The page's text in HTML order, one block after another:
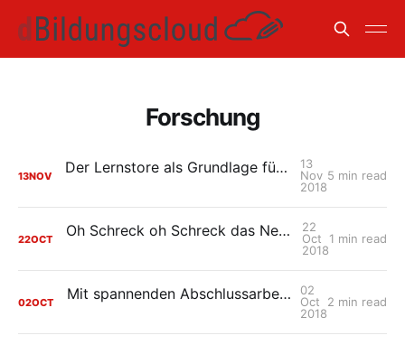
Forschung
13NOV Der Lernstore als Grundlage für zukünftige Entwicklungen
13
Nov
2018
5 min read
22OCT Oh Schreck oh Schreck das Netz ist weg - und keiner hat es bemerkt
22
Oct
2018
1 min read
02OCT Mit spannenden Abschlussarbeiten und Studierendenprojekten ins neue Semester
02
Oct
2018
2 min read